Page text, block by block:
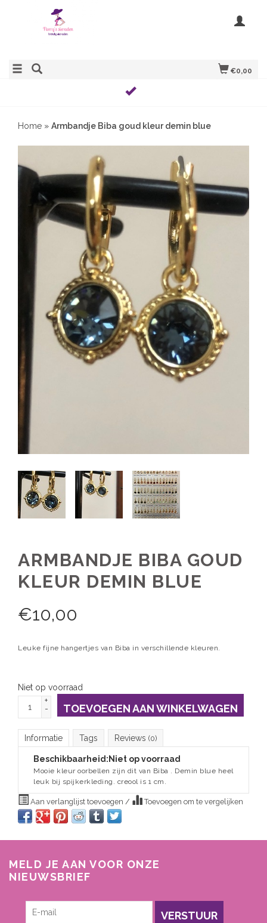
€0,00
Home » Armbandje Biba goud kleur demin blue
ARMBANDJE BIBA GOUD
KLEUR DEMIN BLUE
€10,00
Leuke fijne hangertjes van Biba in verschillende kleuren.
Niet op voorraad
+
-
TOEVOEGEN AAN WINKELWAGEN
Informatie Tags Reviews (0)
Beschikbaarheid:Niet op voorraad
Mooie kleur oorbellen zijn dit van Biba . Demin blue heel
leuk bij spijkerkleding. creool is 1 cm.
Aan verlanglijst toevoegen / Toevoegen om te vergelijken
MELD JE AAN VOOR ONZE
NIEUWSBRIEF
VERSTUUR